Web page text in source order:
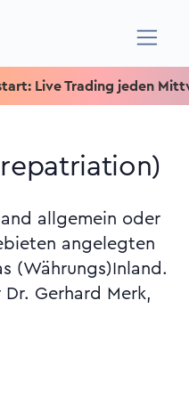
Live Trading jeden
allgemein oder
angelegten
(Währungs)Inland.
Gerhard Merk,